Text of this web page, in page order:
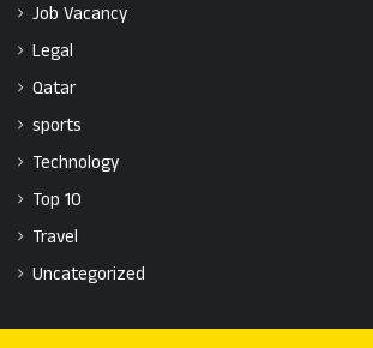
Job Vacancy
Legal
Qatar
sports
Technology
Top 10
Travel
Uncategorized